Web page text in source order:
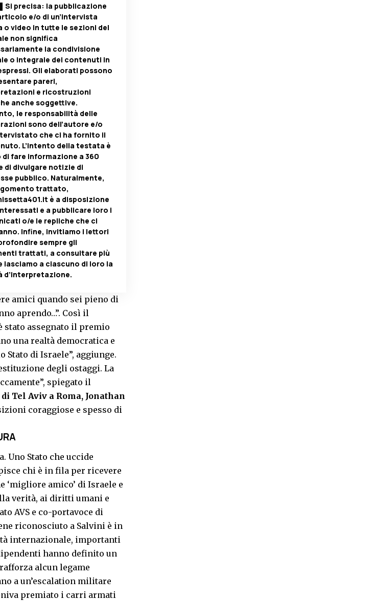
Si precisa: la pubblicazione
e/o di un’intervista
o video in tutte le sezioni del
non significa
la condivisione
o integrale dei contenuti in
Gli elaborati possono
pareri,
e ricostruzioni
anche soggettive.
le responsabilità delle
sono dell’autore e/o
che ci ha fornito il
L’intento della testata è
di fare informazione a 360
di divulgare notizie di
pubblico. Naturalmente,
trattato,
è a disposizione
e a pubblicare loro i
o/e le repliche che ci
Infine, invitiamo i lettori
sempre gli
trattati, a consultare più
lasciamo a ciascuno di loro la
d’interpretazione.
amici quando sei pieno di
aprendo…”. Così il
assegnato il premio
una realtà democratica e
di Israele”, aggiunge.
degli ostaggi. La
spiegato il
di Tel Aviv a Roma, Jonathan
coraggiose e spesso di
Uno Stato che uccide
chi è in fila per ricevere
‘migliore amico’ di Israele e
verità, ai diritti umani e
AVS e co-portavoce di
riconosciuto a Salvini è in
internazionale, importanti
hanno definito un
alcun legame
a un’escalation militare
premiato i carri armati